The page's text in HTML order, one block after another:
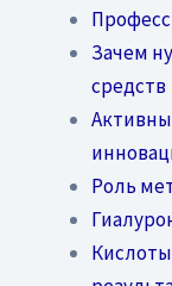
Зачем
средств
Роль